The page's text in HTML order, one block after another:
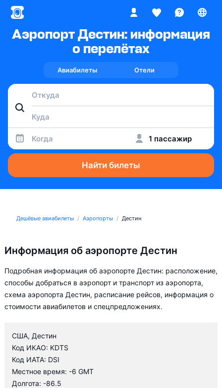
Аэропорт Дестин: информация
о перелётах
Авиабилеты Отели
Когда 1 пассажир
Найти билеты
Дешёвые авиабилеты Аэропорты Дестин
Информация об аэропорте Дестин
Подробная информация об аэропорте Дестин: расположение,
способы добраться в аэропорт и транспорт из аэропорта,
схема аэропорта Дестин, расписание рейсов, информация о
стоимости авиабилетов и спецпредложениях.
США, Дестин
Код ИКАО: KDTS
Код ИАТА: DSI
Местное время: -6 GMT
Долгота: -86.5